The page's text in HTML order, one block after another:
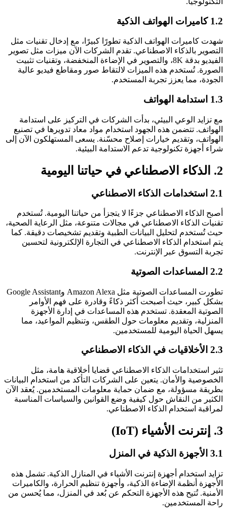
1.2 كاميرات الهواتف الذكية
شهدت كاميرات الهواتف الذكية تطورًا كبيرًا، مع إدخال تقنيات مثل
التصوير بالذكاء الاصطناعي. تقدم الشركات الآن ميزات مثل تصوير
الفيديو بدقة 8K، والتصوير في الإضاءة المنخفضة، وتقنيات تثبيت
الصورة. تُستخدم هذه الميزات لالتقاط صور ومقاطع فيديو عالية
الجودة، مما يعزز تجربة المستخدم.
1.3 استدامة الهواتف
مع تزايد الوعي البيئي، بدأت الشركات في التركيز على استدامة
الهواتف. تتضمن هذه الجهود استخدام مواد معاد تدويرها في تصنيع
الهواتف، وتقديم خيارات إصلاح محسّنة. يسعى المستهلكون الآن إلى
شراء أجهزة تكنولوجية تدعم الاستدامة البيئية.
2. الذكاء الاصطناعي في حياتنا اليومية
2.1 استخدامات الذكاء الاصطناعي
أصبح الذكاء الاصطناعي جزءًا لا يتجزأ من حياتنا اليومية. تُستخدم
تقنيات الذكاء الاصطناعي في مجالات متنوعة، مثل الرعاية الصحية،
حيث تُستخدم لتحليل البيانات الطبية وتقديم تشخيصات دقيقة. كما
يتم استخدام الذكاء الاصطناعي في التجارة الإلكترونية لتحسين
تجربة التسوق عبر الإنترنت.
2.2 المساعدات الصوتية
تطورت المساعدات الصوتية مثل Amazon Alexa وGoogle Assistant
بشكل كبير، حيث أصبحت أكثر ذكاءً وقادرة على فهم الأوامر
الصوتية المعقدة. تستخدم هذه المساعدات في إدارة الأجهزة
المنزلية، وتقديم معلومات حول الطقس، وتنظيم المواعيد، مما
يسهل الحياة اليومية للمستخدمين.
2.3 الأخلاقيات في الذكاء الاصطناعي
تثير استخدامات الذكاء الاصطناعي قضايا أخلاقية هامة، مثل
الخصوصية والأمان. يتعين على الشركات التأكد من استخدام البيانات
بطريقة مسؤولة، مع ضمان حماية معلومات المستخدمين. يُعقد الآن
الكثير من النقاش حول كيفية وضع القوانين والسياسات المناسبة
لمراقبة استخدام الذكاء الاصطناعي.
3. إنترنت الأشياء (IoT)
3.1 الأجهزة الذكية في المنزل
تزايد استخدام أجهزة إنترنت الأشياء في المنازل الذكية. تشمل هذه
الأجهزة أنظمة الإضاءة الذكية، وأجهزة تنظيم الحرارة، والكاميرات
الأمنية. تُتيح هذه الأجهزة التحكم عن بُعد في المنزل، مما يُحسن من
راحة المستخدمين.